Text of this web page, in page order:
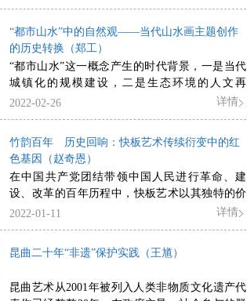
寻找到合适的文字语言去抵达舞蹈的审美奥秘。
的商业化功利与“游艺”风习，也使其功能继续“下
滑”。基于此，我们的现代审美经验接受是在“弱
化”中按部就班、固守根基，还是在与时俱进的潮
流中做一番调整呢？
“都市山水”中的自然观——当代山水画主题创作
的历史转换（郑工）
“都市山水”这一概念产生的时代背景，一是当代
城镇化的规模建设，二是生态环境的人文再
造。“日新月异”与“城市新貌”，成为当代中国山
城市建设题材的山水画创作为对象，从四个方面
展开讨论：第一，分析当代“都市山水”自然观的
重要环节，即如何将现代都市建筑元素山水化；
第二，比较20世纪五六十年代有关新山水画变革
中的不同观点及创作实践，重论旧笔墨如何适应
新对象；第三，阐述当代“都市山水”中的山水意
象与人居意识，以及相关的笔墨程式与创作观
代功能的一种文化想象，即在观念层面上将自然
之物与社会现象等值交换，进而生发新的意义空
2022-02-26 详情
竹韵百年 历史回响：快板艺术传续衍变中的红
色基因（赵奇恩）
在中国共产党团结带领中国人民进行革命、建
设、改革的百年历程中，快板艺术以其独特的价
值取向、艺术风格、技巧特质，记录了革命军队
钵”，对其表演形式与文本内容进行大幅度改造，
艺术性、思想性的红色经典作品，使快板走向现
2022-01-11 详情
昆曲二十年“非遗”保护实践（王馗）
昆曲艺术从2001年被列入人类非物质文化遗产代